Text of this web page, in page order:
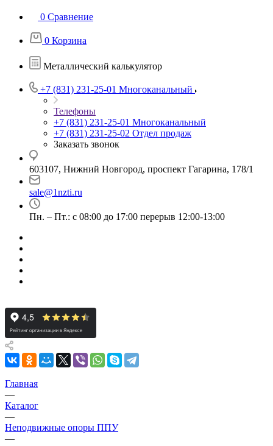
0 Сравнение
0 Корзина
Металлический калькулятор
+7 (831) 231-25-01 Многоканальный
Телефоны
+7 (831) 231-25-01 Многоканальный
+7 (831) 231-25-02 Отдел продаж
Заказать звонок
603107, Нижний Новгород, проспект Гагарина, 178/1
sale@1nzti.ru
Пн. – Пт.: с 08:00 до 17:00 перерыв 12:00-13:00
Главная
—
Каталог
—
Неподвижные опоры ППУ
—